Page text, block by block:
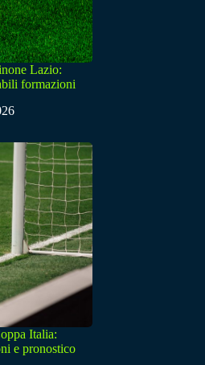
Lazio:
formazioni
Italia:
e pronostico